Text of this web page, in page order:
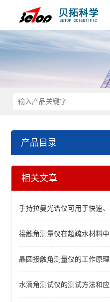
产品目录
低温恒温器
牛津仪器无液氦光谱学恒温
相关文章
手持拉曼光谱仪可用于快速
接触角测量仪在超疏水材料
晶圆接触角测量仪的工作原
水滴角测试仪的测试方法和